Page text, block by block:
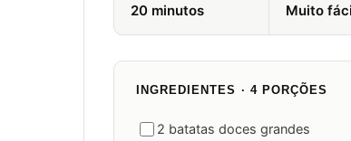
20 minutos Muito
INGREDIENTES · 4 PORÇÕES
2 batatas doces grandes